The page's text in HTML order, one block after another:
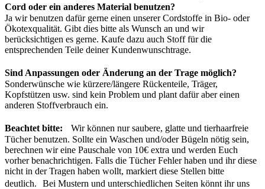
Cord oder ein anderes Material benutzen?
Ja wir benutzen dafür gerne einen unserer Cordstoffe in Bio- oder
Ökotexqualität. Gibt dies bitte als Wunsch an und wir
berücksichtigen es gerne. Kaufe dazu auch Stoff für die
entsprechenden Teile deiner Kundenwunschtrage.
Sind Anpassungen oder Änderung an der Trage möglich?
Sonderwünsche wie kürzere/längere Rückenteile, Träger,
Kopfstützen usw. sind kein Problem und plant dafür aber einen
anderen Stoffverbrauch ein.
Beachtet bitte:
Wir können nur saubere, glatte und tierhaarfreie
Tücher benutzen. Sollte ein Waschen und/oder Bügeln nötig sein,
berechnen wir eine Pauschale von 10€ extra und werden Euch
vorher benachrichtigen. Falls die Tücher Fehler haben und ihr diese
nicht in der Tragen haben wollt, markiert diese Stellen bitte
deutlich. Bei Mustern und unterschiedlichen Seiten könnt ihr uns